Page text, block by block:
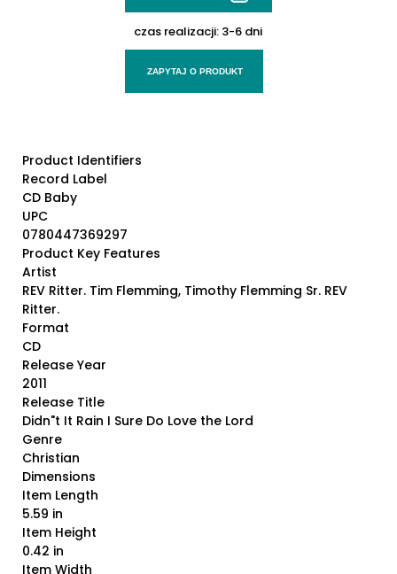
czas realizacji: 3-6 dni
ZAPYTAJ O PRODUKT
Product Identifiers
Record Label
CD Baby
UPC
0780447369297
Product Key Features
Artist
REV Ritter. Tim Flemming, Timothy Flemming Sr. REV
Ritter.
Format
CD
Release Year
2011
Release Title
Didn"t It Rain I Sure Do Love the Lord
Genre
Christian
Dimensions
Item Length
5.59 in
Item Height
0.42 in
Item Width